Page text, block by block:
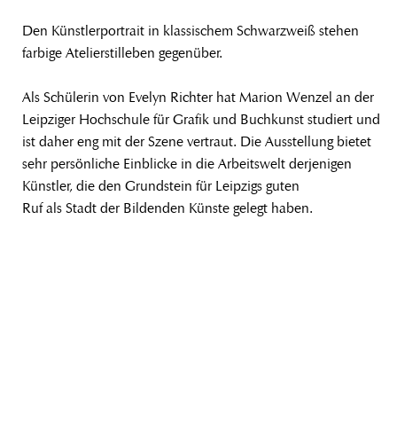
Den Künstlerportrait in klassischem Schwarzweiß stehen
farbige Atelierstilleben gegenüber.
Als Schülerin von Evelyn Richter hat Marion Wenzel an der
Leipziger Hochschule für Grafik und Buchkunst studiert und
ist daher eng mit der Szene vertraut. Die Ausstellung bietet
sehr persönliche Einblicke in die Arbeitswelt derjenigen
Künstler, die den Grundstein für Leipzigs guten
Ruf als Stadt der Bildenden Künste gelegt haben.